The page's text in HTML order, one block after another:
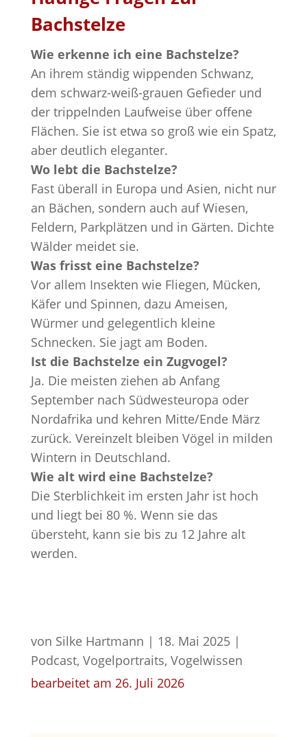
Bachstelze
Wie erkenne ich eine Bachstelze?
An ihrem ständig wippenden Schwanz,
dem schwarz-weiß-grauen Gefieder und
der trippelnden Laufweise über offene
Flächen. Sie ist etwa so groß wie ein Spatz,
aber deutlich eleganter.
Wo lebt die Bachstelze?
Fast überall in Europa und Asien, nicht nur
an Bächen, sondern auch auf Wiesen,
Feldern, Parkplätzen und in Gärten. Dichte
Wälder meidet sie.
Was frisst eine Bachstelze?
Vor allem Insekten wie Fliegen, Mücken,
Käfer und Spinnen, dazu Ameisen,
Würmer und gelegentlich kleine
Schnecken. Sie jagt am Boden.
Ist die Bachstelze ein Zugvogel?
Ja. Die meisten ziehen ab Anfang
September nach Südwesteuropa oder
Nordafrika und kehren Mitte/Ende März
zurück. Vereinzelt bleiben Vögel in milden
Wintern in Deutschland.
Wie alt wird eine Bachstelze?
Die Sterblichkeit im ersten Jahr ist hoch
und liegt bei 80 %. Wenn sie das
übersteht, kann sie bis zu 12 Jahre alt
werden.
von Silke Hartmann | 18. Mai 2025|
Podcast, Vogelportraits, Vogelwissen
bearbeitet am 26. Juli 2026